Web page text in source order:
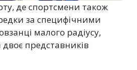
де спортсмени також
за специфічними
малого радіусу,
представників